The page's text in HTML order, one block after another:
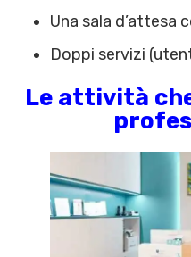
Una sala d’attesa
Doppi servizi
Le attività